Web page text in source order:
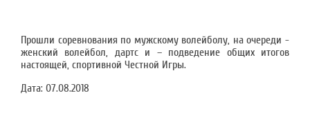
Прошли соревнования по мужскому волейболу, на очереди -
женский волейбол, дартс и – подведение общих итогов
настоящей, спортивной Честной Игры.
Дата: 07.08.2018